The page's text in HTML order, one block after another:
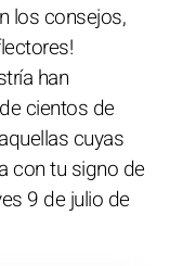
los consejos,
han
cientos de
cuyas
con tu signo de
9 de julio de